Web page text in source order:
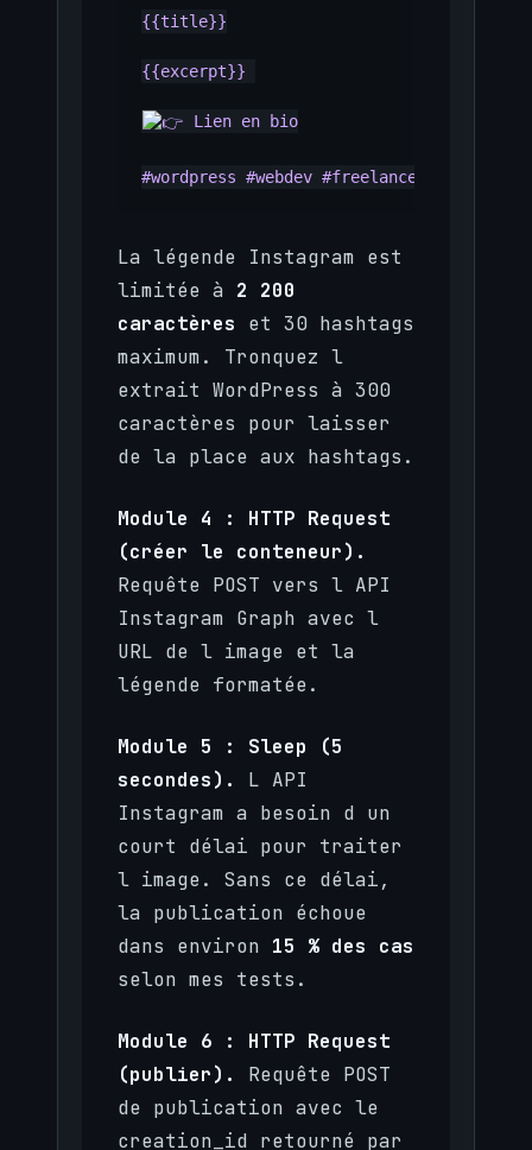
{{title}}
{{excerpt}}
Lien en bio
#wordpress #webdev #freelance
La légende Instagram est
limitée à 2 200
caractères et 30 hashtags
maximum. Tronquez l
extrait WordPress à 300
caractères pour laisser
de la place aux hashtags.
Module 4 : HTTP Request
(créer le conteneur).
Requête POST vers l API
Instagram Graph avec l
URL de l image et la
légende formatée.
Module 5 : Sleep (5
secondes).
L API
Instagram a besoin d un
court délai pour traiter
l image. Sans ce délai,
la publication échoue
dans environ 15 % des cas
selon mes tests.
Module 6 : HTTP Request
(publier).
Requête POST
de publication avec le
creation_id retourné par